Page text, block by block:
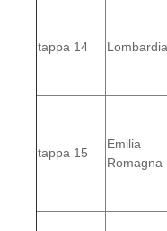
tappa 14 Lombardia
tappa 15
Emilia
Romagna